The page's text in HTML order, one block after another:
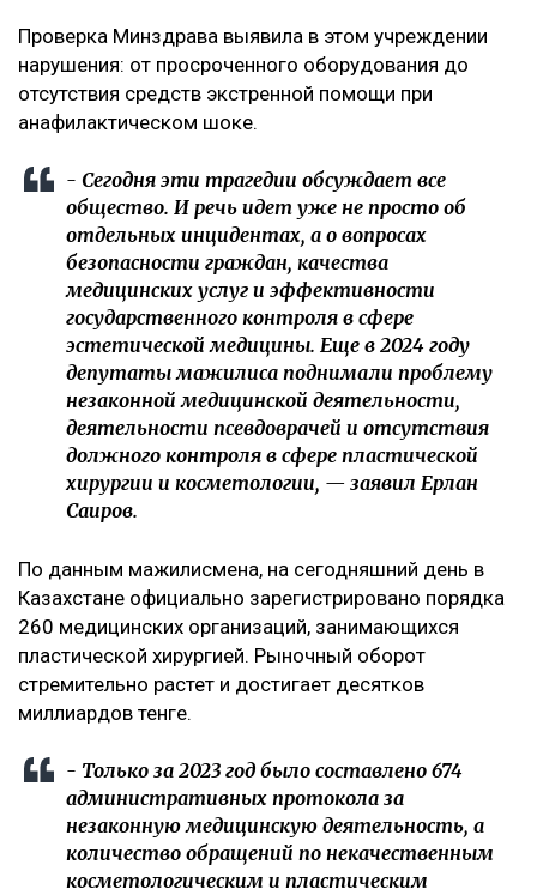
Проверка Минздрава выявила в этом учреждении
нарушения: от просроченного оборудования до
отсутствия средств экстренной помощи при
анафилактическом шоке.
- Сегодня эти трагедии обсуждает все
общество. И речь идет уже не просто об
отдельных инцидентах, а о вопросах
безопасности граждан, качества
медицинских услуг и эффективности
государственного контроля в сфере
эстетической медицины. Еще в 2024 году
депутаты мажилиса поднимали проблему
незаконной медицинской деятельности,
деятельности псевдоврачей и отсутствия
должного контроля в сфере пластической
хирургии и косметологии, — заявил Ерлан
Саиров.
По данным мажилисмена, на сегодняшний день в
Казахстане официально зарегистрировано порядка
260 медицинских организаций, занимающихся
пластической хирургией. Рыночный оборот
стремительно растет и достигает десятков
миллиардов тенге.
- Только за 2023 год было составлено 674
административных протокола за
незаконную медицинскую деятельность, а
количество обращений по некачественным
косметологическим и пластическим